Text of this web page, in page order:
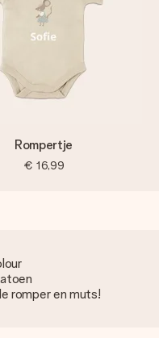
Rompertje
€ 16,99
romper en muts!